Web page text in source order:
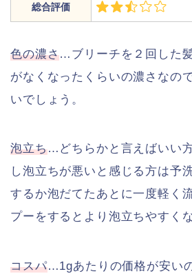
総合評価
色の濃さ…ブリーチを２回した
がなくなったくらいの濃さなの
いでしょう。
泡立ち…どちらかと言えばいい
し泡立ちが悪いと感じる方は予
するか泡だてたあとに一度軽く
プーをするとより泡立ちやすく
コスパ…1gあたりの価格が安い